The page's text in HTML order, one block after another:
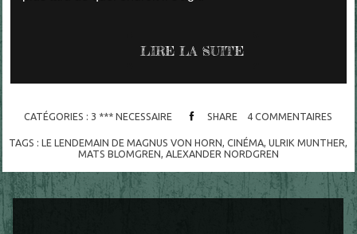
LIRE LA SUITE
CATÉGORIES : 3 *** NECESSAIRE SHARE 4 COMMENTAIRES
TAGS :LE LENDEMAIN DE MAGNUS VON HORN ,CINÉMA ,ULRIK MUNTHER
MATS BLOMGREN ALEXANDER NORDGREN